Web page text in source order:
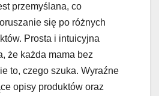
przemyślana, co
się po różnych
Prosta i intuicyjna
że każda mama bez
to, czego szuka. Wyraźne
opisy produktów oraz